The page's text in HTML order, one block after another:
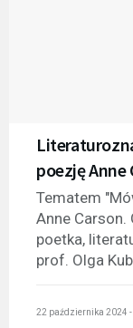
poezję Anne
Tematem
Anne Carson.
poetka,
prof. Olga
22 października 2024 -